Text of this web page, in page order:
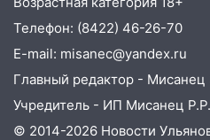
05:50
Пять
смертельная драка
05:00 Боль,
дисков: как
незаметно
Телефон: (8422) 46-26-70
E-mail: misanec@yandex.ru
Главный редактор - Мисанец
Учредитель - ИП Мисанец Р.Р.
© 2014-2026 Новости